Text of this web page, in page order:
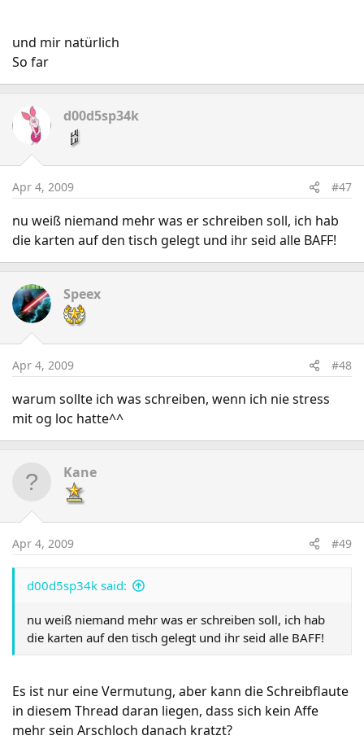
und mir natürlich
So far
d00d5sp34k
Apr 4, 2009 #47
nu weiß niemand mehr was er schreiben soll, ich hab
die karten auf den tisch gelegt und ihr seid alle BAFF!
Speex
Apr 4, 2009 #48
warum sollte ich was schreiben, wenn ich nie stress
mit og loc hatte^^
Kane
Apr 4, 2009 #49
d00d5sp34k said:
nu weiß niemand mehr was er schreiben soll, ich hab
die karten auf den tisch gelegt und ihr seid alle BAFF!
Es ist nur eine Vermutung, aber kann die Schreibflaute
in diesem Thread daran liegen, dass sich kein Affe
mehr sein Arschloch danach kratzt?